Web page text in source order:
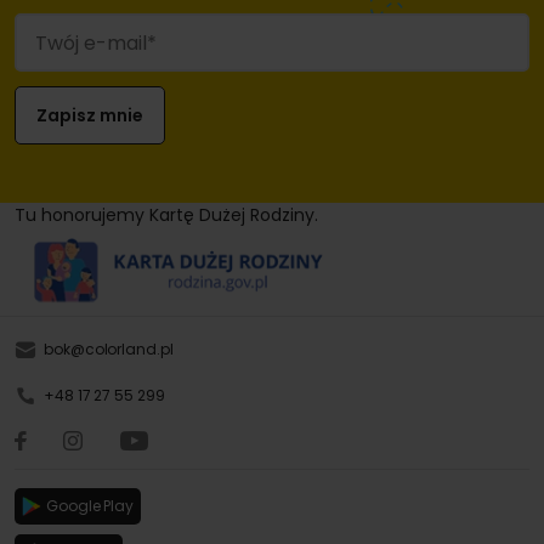
Tu honorujemy Kartę Dużej Rodziny.
bok@colorland.pl
+48 17 27 55 299
Google Play